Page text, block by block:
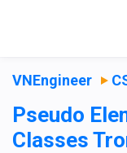
VNEngineer
Pseudo
Classes